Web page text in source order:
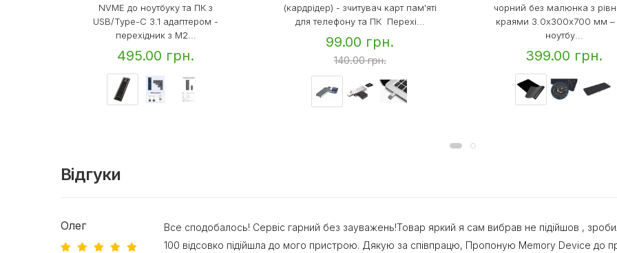
NVME до ноутбуку та ПК з
USB/Type-C 3.1 адаптером -
перехідник з M2...
495.00 грн.
(кардрідер) - зчитувач карт пам'яті
для телефону та ПК Перехі...
99.00 грн.
140.00 грн.
чорний без малюнка з
краями 3.0х300х700 мм –
ноутбу...
399.00 грн.
Відгуки
Олег
Все сподобалось! Сервіс гарний без зауважень!Товар яркий я сам вибрав не підійшов ,
100 відсовко підійшла до мого пристрою. Дякую за співпрацю, Пропоную Memory Device до